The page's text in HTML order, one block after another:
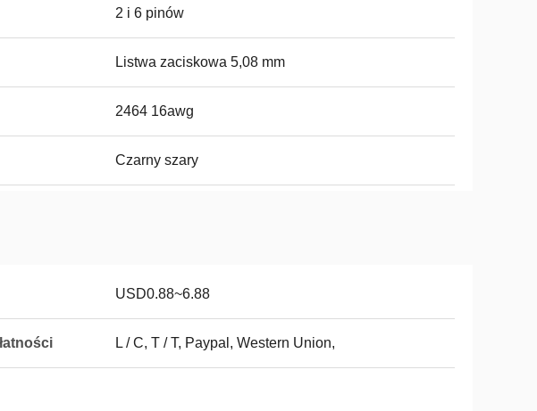
2 i 6 pinów
Listwa zaciskowa 5,08 mm
2464 16awg
Czarny szary
USD0.88~6.88
L / C, T / T, Paypal, Western Union,